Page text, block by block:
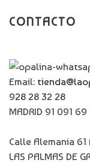
CONTACTO
Email:
928 28 32 28
MADRID 91 091 69
Calle Alemania 61
LAS PALMAS DE